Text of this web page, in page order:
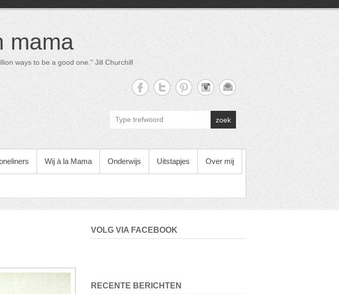
mama
ways to be a good one." Jill Churchill
zoek
Wij à la Mama Onderwijs Uitstapjes Over mij
VOLG VIA FACEBOOK
RECENTE BERICHTEN